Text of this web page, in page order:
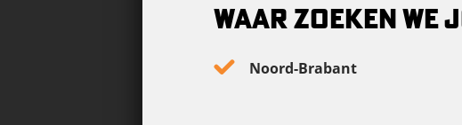
WAAR ZOEKEN WE
Noord-Brabant